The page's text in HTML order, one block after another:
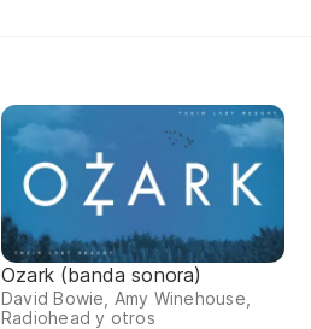
Ozark (banda sonora)
David Bowie, Amy Winehouse,
Radiohead y otros